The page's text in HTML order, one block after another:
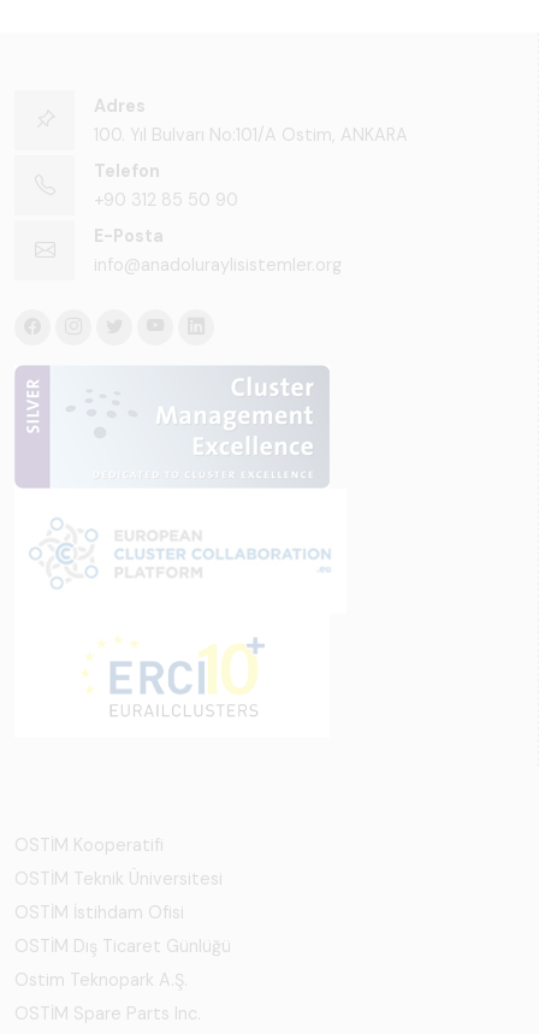
Adres
100. Yıl Bulvarı No:101/A Ostim, ANKARA
Telefon
+90 312 85 50 90
E-Posta
info@anadoluraylisistemler.org
OSTİM Kooperatifi
OSTİM Teknik Üniversitesi
OSTİM İstihdam Ofisi
OSTİM Dış Ticaret Günlüğü
Ostim Teknopark A.Ş.
OSTİM Spare Parts Inc.